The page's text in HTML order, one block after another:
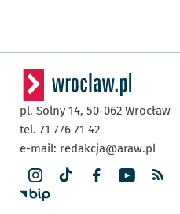
pl. Solny 14, 50-062 Wrocław
tel. 71 776 71 42
e-mail: redakcja@araw.pl